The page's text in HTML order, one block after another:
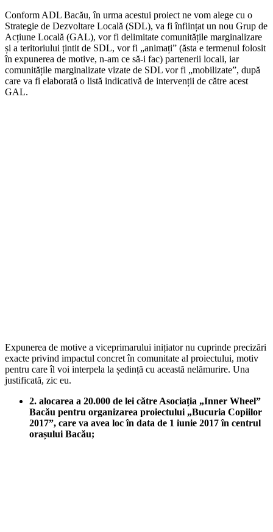
Conform ADL Bacău, în urma acestui proiect ne vom alege cu o
Strategie de Dezvoltare Locală (SDL), va fi înființat un nou Grup de
Acțiune Locală (GAL), vor fi delimitate comunitățile marginalizare
și a teritoriului țintit de SDL, vor fi „animați” (ăsta e termenul folosit
în expunerea de motive, n-am ce să-i fac) partenerii locali, iar
comunitățile marginalizate vizate de SDL vor fi „mobilizate”, după
care va fi elaborată o listă indicativă de intervenții de către acest
GAL.
Expunerea de motive a viceprimarului inițiator nu cuprinde precizări
exacte privind impactul concret în comunitate al proiectului, motiv
pentru care îl voi interpela la ședință cu această nelămurire. Una
justificată, zic eu.
2. alocarea a 20.000 de lei către Asociația „Inner Wheel”
Bacău pentru organizarea proiectului „Bucuria Copiilor
2017”, care va avea loc în data de 1 iunie 2017 în centrul
orașului Bacău;